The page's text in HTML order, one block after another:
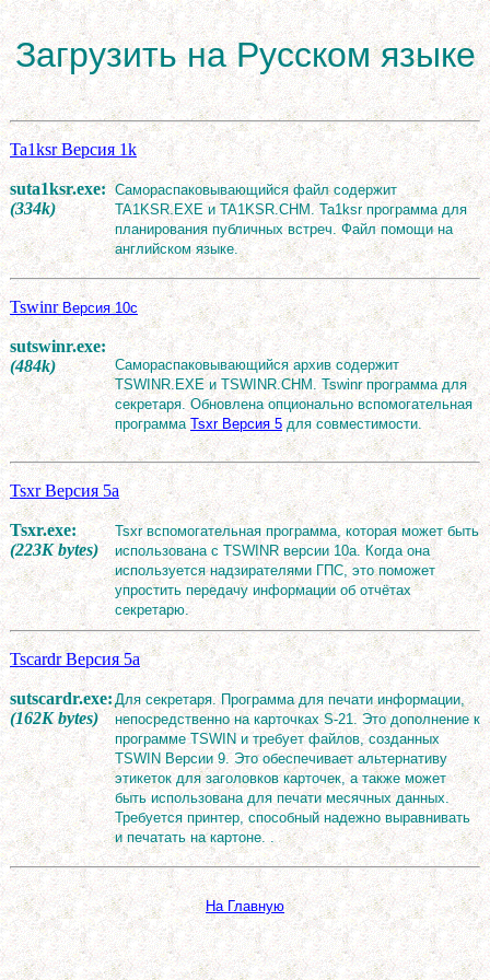
Загрузить на Русском языке
Ta1ksr Версия 1k
suta1ksr.exe:
(334k)
Самораспаковывающийся файл содержит
TA1KSR.EXE и TA1KSR.CHM. Ta1ksr программа для
планирования публичных встреч. Файл помощи на
английском языке.
TswinrВерсия 10c
sutswinr.exe:
(484k)
Самораспаковывающийся архив содержит
TSWINR.EXE и TSWINR.CHM. Tswinr программа для
секретаря. Обновлена опционально вспомогательная
программа Tsxr Версия 5для совместимости.
Tsxr Версия 5a
Tsxr.exe:
(223K bytes)
Tsxr вспомогательная программа, которая может быть
использована с TSWINR версии 10a. Когда она
используется надзирателями ГПС, это поможет
упростить передачу информации об отчётах
секретарю.
Tscardr Версия 5a
sutscardr.exe:
(162K bytes)
Для секретаря. Программа для печати информации,
непосредственно на карточках S-21. Это дополнение к
программе TSWIN и требует файлов, созданных
TSWIN Версии 9. Это обеспечивает альтернативу
этикеток для заголовков карточек, а также может
быть использована для печати месячных данных.
Требуется принтер, способный надежно выравнивать
и печатать на картоне. .
На Главную